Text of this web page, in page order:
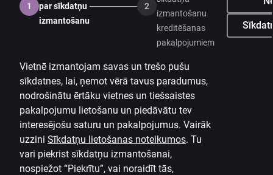
1
par sīkdatņu
izmantošanu
2
izmantošanu
kreditēšanas
pakalpojumiem
Vietnē izmantojam savas un trešo pušu
sīkdatnes, lai, ņemot vērā tavus paradumus,
nodrošinātu ērtāku vietnes un tiešsaistes
pakalpojumu lietošanu un piedāvātu tev
interesējošu saturu un pakalpojumus. Vairāk
uzzini Sīkdatņu lietošanas noteikumos. Tu
vari piekrist sīkdatņu izmantošanai,
nospiežot “Piekrītu”, vai noraidīt tās,